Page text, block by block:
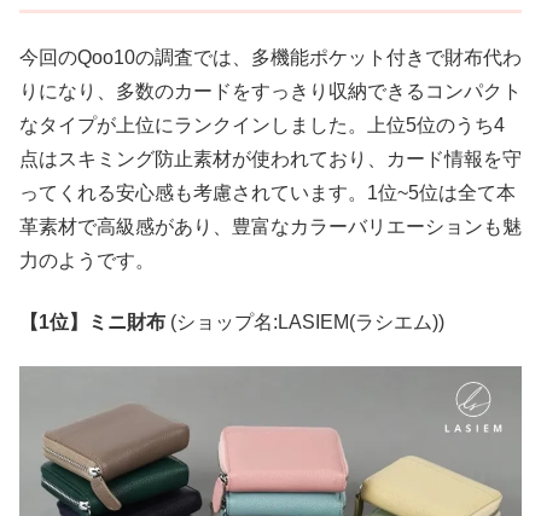
今回のQoo10の調査では、多機能ポケット付きで財布代わ
りになり、多数のカードをすっきり収納できるコンパクト
なタイプが上位にランクインしました。上位5位のうち4
点はスキミング防止素材が使われており、カード情報を守
ってくれる安心感も考慮されています。1位~5位は全て本
革素材で高級感があり、豊富なカラーバリエーションも魅
力のようです。
【1位】ミニ財布 (ショップ名:LASIEM(ラシエム))